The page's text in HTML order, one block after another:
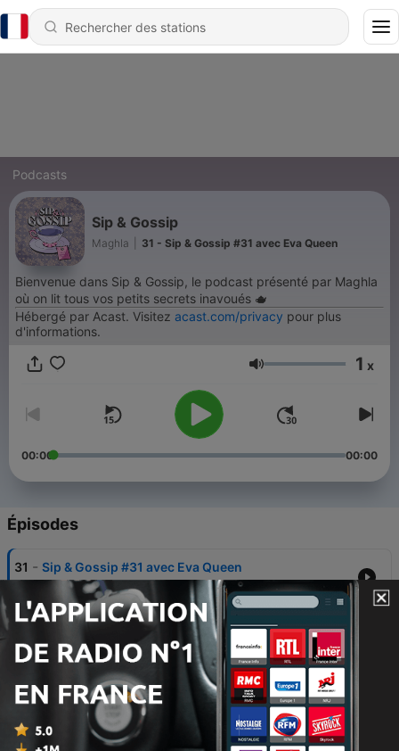
Podcasts
Sip & Gossip
Maghla 31 - Sip & Gossip #31 avec Eva Queen
Bienvenue dans Sip & Gossip, le podcast présenté par Maghla
où on lit tous vos petits secrets inavoués 🫖
Hébergé par Acast. Visitez acast.com/privacy pour plus
d'informations.
Volume 1 x
00:00 00:00
Épisodes
31 - Sip & Gossip #31 avec Eva Queen
16 juil. 2026
30 - Sip & Gossip #30 avec McFly
29 juin 2026
- Sip & Gossip #29 avec Juju Fitcats
25 mai 2026
28 - Sip & Gossip #28 avec Adrien Caby